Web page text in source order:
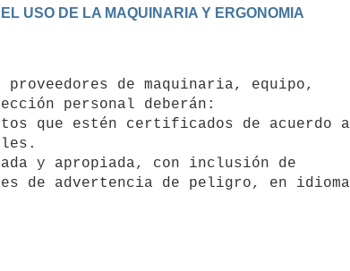
USO DE LA MAQUINARIA Y ERGONOMIA
personal deberán:
que estén certificados de acuerdo a
y apropiada, con inclusión de
de advertencia de peligro, en idioma